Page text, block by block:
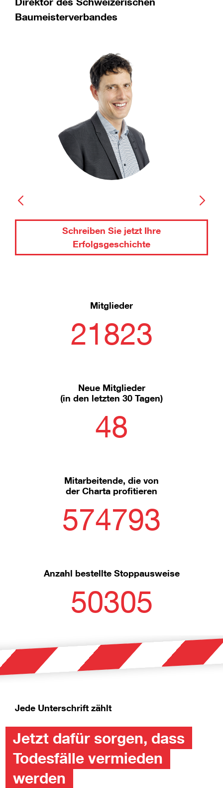
Baumeisterverbandes
Schreiben Sie jetzt Ihre
Erfolgsgeschichte
Mitglieder
21823
Neue Mitglieder
(in den letzten 30 Tagen)
48
Mitarbeitende, die von
der Charta profitieren
574793
Anzahl bestellte Stoppausweise
50305
Jede Unterschrift zählt
Jetzt dafür sorgen, dass
Todesfälle vermieden
werden